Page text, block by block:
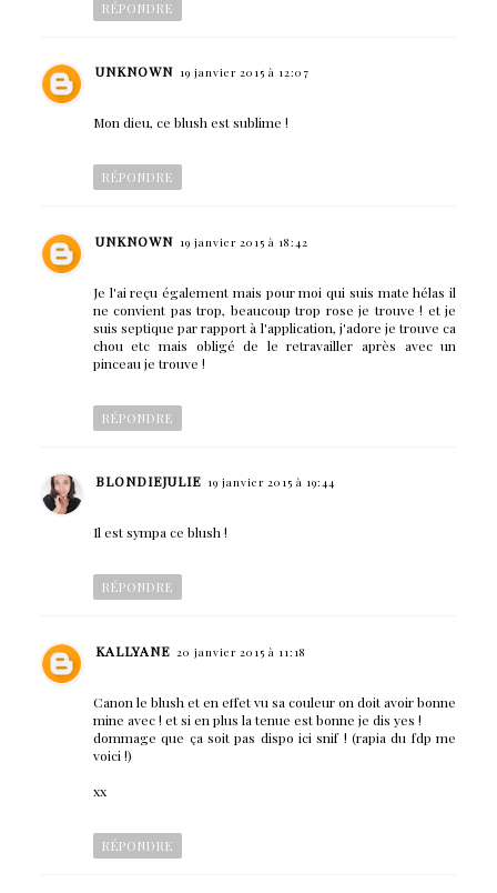
RÉPONDRE
UNKNOWN 19 janvier 2015 à 12:07
Mon dieu, ce blush est sublime !
RÉPONDRE
UNKNOWN 19 janvier 2015 à 18:42
Je l'ai reçu également mais pour moi qui suis mate hélas il
ne convient pas trop, beaucoup trop rose je trouve ! et je
suis septique par rapport à l'application, j'adore je trouve ca
chou etc mais obligé de le retravailler après avec un
pinceau je trouve !
RÉPONDRE
BLONDIEJULIE 19 janvier 2015 à 19:44
Il est sympa ce blush !
RÉPONDRE
KALLYANE 20 janvier 2015 à 11:18
Canon le blush et en effet vu sa couleur on doit avoir bonne
mine avec ! et si en plus la tenue est bonne je dis yes !
dommage que ça soit pas dispo ici snif ! (rapia du fdp me
voici !)
xx
RÉPONDRE